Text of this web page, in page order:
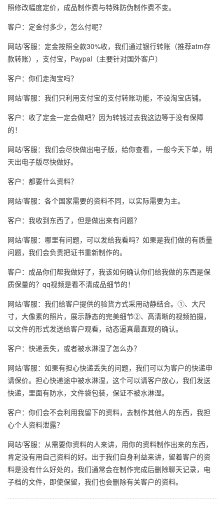
照修改幅度定价，成品制作费与特殊防伪制作费不变。
客户：定金付多少，怎么付呢？
网站/客服：定金按照全款30%收，我们通过银行转账（推荐atm存
款转账），支付宝，Paypal（主要针对国外客户）
客户：你们走淘宝吗？
网站/客服：我们只利用支付宝的支付转账功能，不设淘宝店铺。
客户：收了定金一定会做吧？因为转钱过去我这边等于没有保障
的！
网站/客服：我们会尽快做出电子版，给你查看，一般今天下单，明
天出电子版尽快做好。
客户：都要什么资料？
网站/客服：各个国家需要的资料不同，以实际需要为主。
客户：我收到东西了，但是做出来有问题？
网站/客服：哪里有问题，可以发给我看吗？如果是我们做的有质量
问题，我们会负责把证书重新制作的。
客户：成品你们帮我做好了，我该如何确认你们给我做的东西是保
质保量的？qq视频是看不清成品细节的！
网站/客服：我们给客户提供的验货方式采用动静结合。①、大尺
寸，大像素的照片，展示静态的完美细节②、高清晰的视频拍摄，
以文件的形式发送给客户观看，动态逼真最直观的确认。
客户：快递丢失，或者被水淋湿了怎么办？
网站/客服：如果有担心快递丢失的问题，我们可以为客户的快递申
请保价。担心快递途中被水淋湿，这个可以请客户放心，我们发送
快递，里面有防水，文件袋包装，保证不被水淋湿。
客户：你们会不会利用我留下的资料，去制作其他人的东西，我担
心个人资料泄露？
网站/客服：从需要你资料的人来讲，用你的资料制作出来的东西，
肯定没有用自己资料的好。出于我们自身利益来讲，留着客户的资
料是没有什么好处的，我们通常会在制作完成后删除聊天记录，电
子档的文件，即使保留，我们也会删除有关客户的资料。